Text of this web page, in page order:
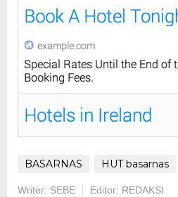
BASARNAS HUT basarnas
Writer: SEBE Editor: REDAKSI